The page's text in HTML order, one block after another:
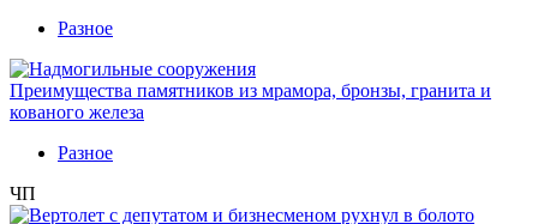
Разное
Преимущества памятников из мрамора, бронзы, гранита и
кованого железа
Разное
ЧП